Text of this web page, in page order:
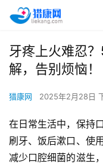
牙疼上火难忍
解，告别烦恼！
猎康网 2025年2月28日
在日常生活中，保持
刷牙、饭后漱口、使
减少口腔细菌的滋生